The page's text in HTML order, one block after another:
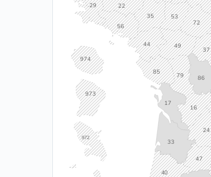
972
973
974
37
44 49
53
72
85
22
29
35
56
16
17
24
33
40
47
79 86